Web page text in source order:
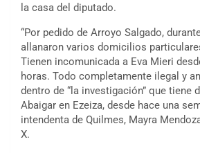
la casa del diputado.
“Por pedido de Arroyo Salgado,
allanaron varios domicilios
Tienen incomunicada a Eva Mieri
horas. Todo completamente ilegal y
dentro de “la investigación” que tiene
Abaigar en Ezeiza, desde hace una
intendenta de Quilmes, Mayra
X.